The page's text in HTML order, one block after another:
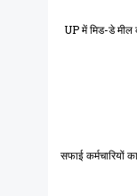
UP में मिड-डे मील
सफाई कर्मचारियों